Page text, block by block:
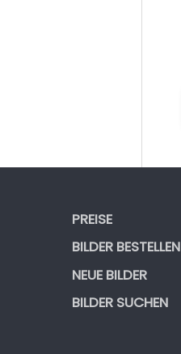
PREISE
BILDER BESTELLEN
NEUE BILDER
BILDER SUCHEN